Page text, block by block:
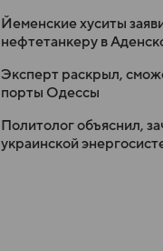
Йеменские хуситы
нефтетанкеру в
Эксперт раскрыл,
порты Одессы
Политолог объяснил,
украинской